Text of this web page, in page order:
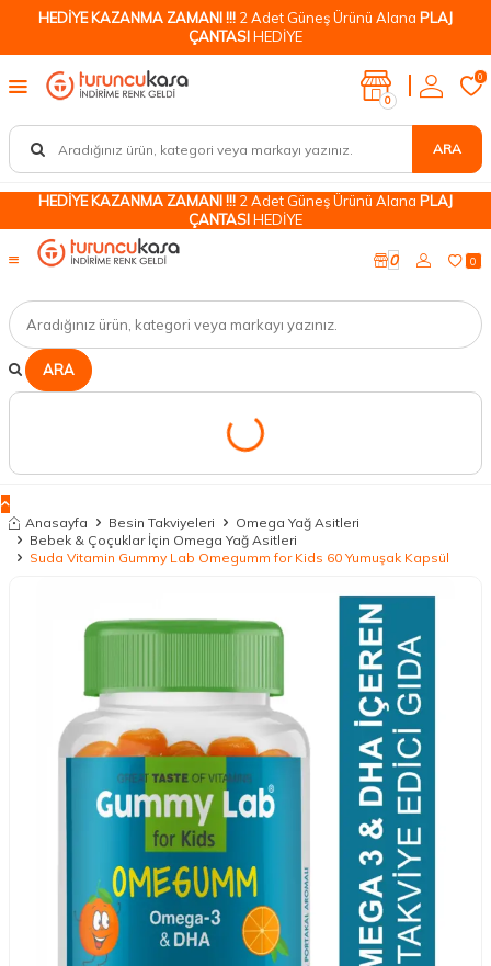
HEDİYE KAZANMA ZAMANI !!! 2 Adet Güneş Ürünü Alana PLAJ
ÇANTASIHEDİYE
ARA
0
0
HEDİYE KAZANMA ZAMANI !!! 2 Adet Güneş Ürünü Alana PLAJ
ÇANTASIHEDİYE
ARA
0 0
Anasayfa Besin Takviyeleri
Omega Yağ Asitleri
Bebek & Çoçuklar İçin Omega Yağ Asitleri
Suda Vitamin Gummy Lab Omegumm for Kids 60 Yumuşak Kapsül